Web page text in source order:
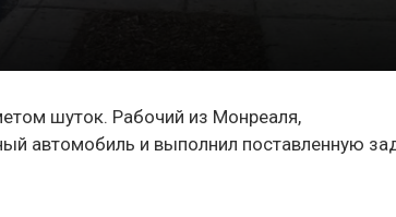
шуток. Рабочий из Монреаля,
автомобиль и выполнил поставленную